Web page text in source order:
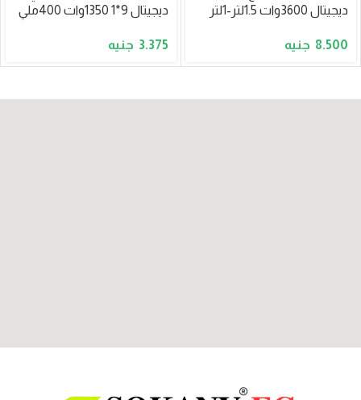
ديجيتال 3600وات 1.5لتر-1لتر
8.500
ديجيتال 9*1 1350وات 400ملي
3.375